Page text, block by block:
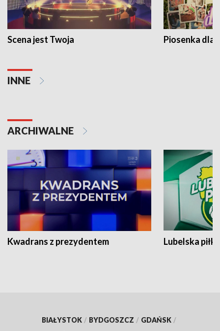
Scena jest Twoja Piosenka dla
INNE
ARCHIWALNE
Kwadrans z prezydentem Lubelska piłka
BIAŁYSTOK / BYDGOSZCZ / GDAŃSK /